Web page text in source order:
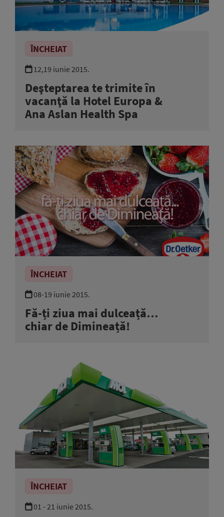
ÎNCHEIAT
12,19 iunie 2015.
Deşteptarea te trimite în
vacanţă la Hotel Europa &
Ana Aslan Health Spa
ÎNCHEIAT
08-19 iunie 2015.
Fă-ți ziua mai dulceață…
chiar de Dimineață!
ÎNCHEIAT
01 - 21 iunie 2015.